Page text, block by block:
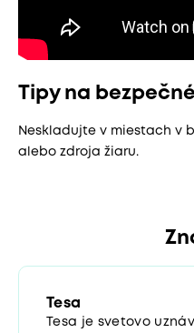
Tipy na
Neskladujte v miestach v
alebo zdroja žiaru.
Tesa
Tesa je svetovo